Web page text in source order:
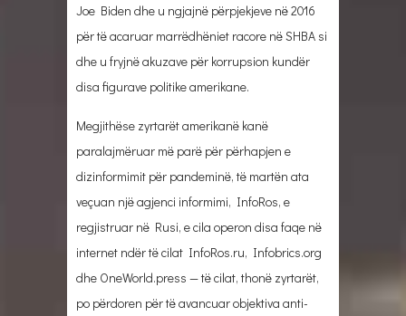
Joe Biden dhe u ngjajnë përpjekjeve në 2016
për të acaruar marrëdhëniet racore në SHBA si
dhe u fryjnë akuzave për korrupsion kundër
disa figurave politike amerikane.
Megjithëse zyrtarët amerikanë kanë
paralajmëruar më parë për përhapjen e
dizinformimit për pandeminë, të martën ata
veçuan një agjenci informimi, InfoRos, e
regjistruar në Rusi, e cila operon disa faqe në
internet ndër të cilat InfoRos.ru, Infobrics.org
dhe OneWorld.press — të cilat, thonë zyrtarët,
po përdoren për të avancuar objektiva anti-